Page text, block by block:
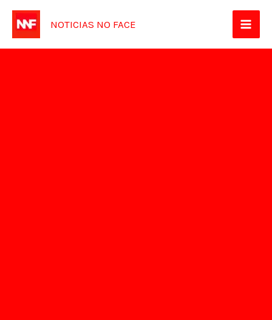
para
NOTICIAS NO FACE